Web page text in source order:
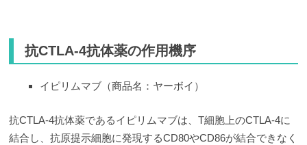
抗CTLA-4抗体薬の作用機序
イピリムマブ（商品名：ヤーボイ）
抗CTLA-4抗体薬であるイピリムマブは、T細胞上のCTLA-4に
結合し、抗原提示細胞に発現するCD80やCD86が結合できなく